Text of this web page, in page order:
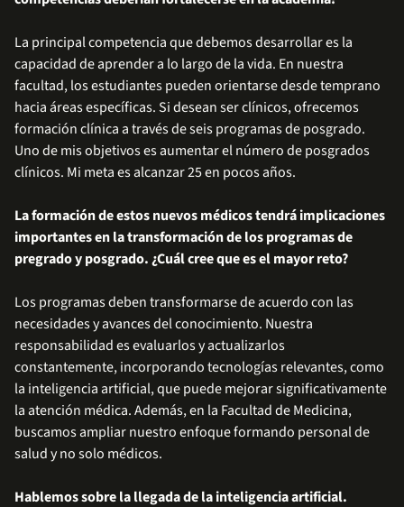
La principal competencia que debemos desarrollar es la
capacidad de aprender a lo largo de la vida. En nuestra
facultad, los estudiantes pueden orientarse desde temprano
hacia áreas específicas. Si desean ser clínicos, ofrecemos
formación clínica a través de seis programas de posgrado.
Uno de mis objetivos es aumentar el número de posgrados
clínicos. Mi meta es alcanzar 25 en pocos años.
La formación de estos nuevos médicos tendrá implicaciones
importantes en la transformación de los programas de
pregrado y posgrado. ¿Cuál cree que es el mayor reto?
Los programas deben transformarse de acuerdo con las
necesidades y avances del conocimiento. Nuestra
responsabilidad es evaluarlos y actualizarlos
constantemente, incorporando tecnologías relevantes, como
la inteligencia artificial, que puede mejorar significativamente
la atención médica. Además, en la Facultad de Medicina,
buscamos ampliar nuestro enfoque formando personal de
salud y no solo médicos.
Hablemos sobre la llegada de la inteligencia artificial.